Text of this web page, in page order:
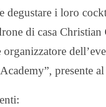
degustare i loro
di casa
organizzatore
presente